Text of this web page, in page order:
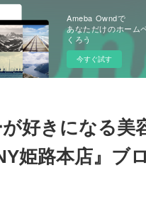
Ameba Owndで
あなただけのホーム
くろう
今すぐ試す
好きになる美
姫路本店』ブ